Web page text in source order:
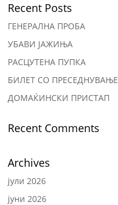
Recent Posts
ГЕНЕРАЛНА ПРОБА
УБАВИ ЈАЖИЊА
РАСЦУТЕНА ПУПКА
БИЛЕТ СО ПРЕСЕДНУВАЊЕ
ДОМАЌИНСКИ ПРИСТАП
Recent Comments
Archives
јули 2026
јуни 2026